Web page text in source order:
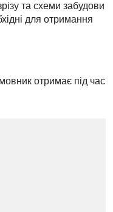
та схеми забудови
для отримання
отримає під час